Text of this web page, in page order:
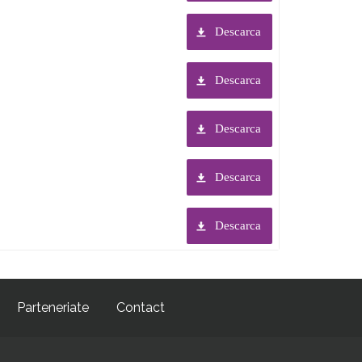
Descarca
Descarca
Descarca
Descarca
Descarca
Parteneriate Contact